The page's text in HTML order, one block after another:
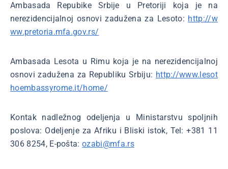
Ambasada Repubike Srbije u Pretoriji koja je na
nerezidencijalnoj osnovi zadužena za Lesoto: http://w
ww.pretoria.mfa.gov.rs/
Ambasada Lesota u Rimu koja je na nerezidencijalnoj
osnovi zadužena za Republiku Srbiju: http://www.lesot
hoembassyrome.it/home/
Kontak nadležnog odeljenja u Ministarstvu spoljnih
poslova: Odeljenje za Afriku i Bliski istok, Tel: +381 11
306 8254, E-pošta:ozabi@mfa.rs